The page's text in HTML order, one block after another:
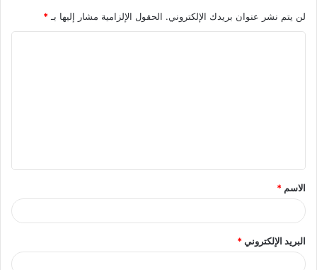
لن يتم نشر عنوان بريدك الإلكتروني. الحقول الإلزامية مشار إليها بـ *
ق
*
الاسم *
البريد الإلكتروني*